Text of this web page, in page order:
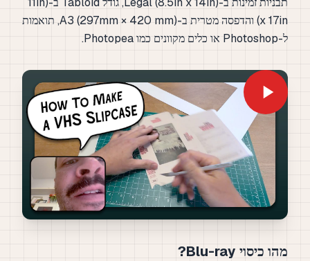
x 17in) והדפסה מטרית ב-A3 (297mm × 420 mm), תואמות
ל-Photoshop או כלים מקוונים כמו Photopea.
מהו כיסוי Blu-ray?